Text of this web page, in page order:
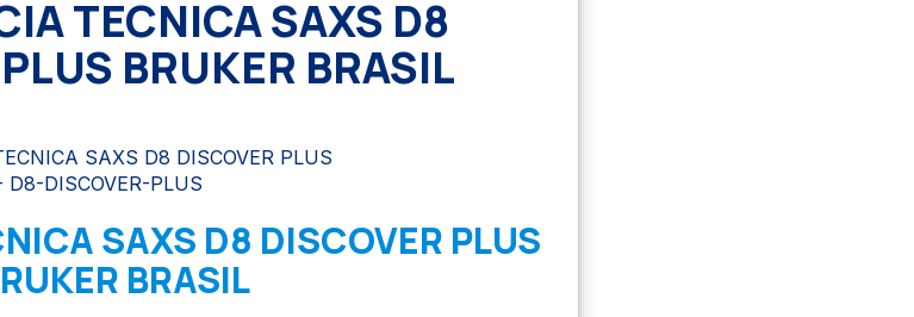
TECNICA SAXS D8
BRUKER BRASIL
SAXS D8 DISCOVER PLUS
BRASIL